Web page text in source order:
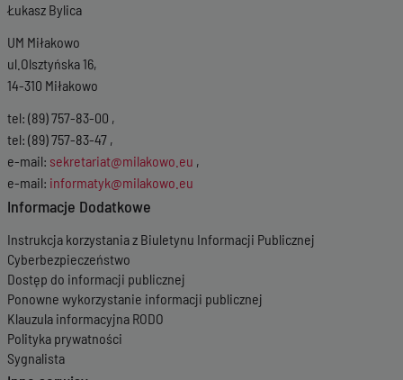
Łukasz Bylica
UM Miłakowo
ul.Olsztyńska 16,
14-310 Miłakowo
tel: (89) 757-83-00 ,
tel: (89) 757-83-47 ,
e-mail: sekretariat@milakowo.eu ,
e-mail: informatyk@milakowo.eu
Informacje Dodatkowe
Instrukcja korzystania z Biuletynu Informacji Publicznej
Cyberbezpieczeństwo
Dostęp do informacji publicznej
Ponowne wykorzystanie informacji publicznej
Klauzula informacyjna RODO
Polityka prywatności
Sygnalista